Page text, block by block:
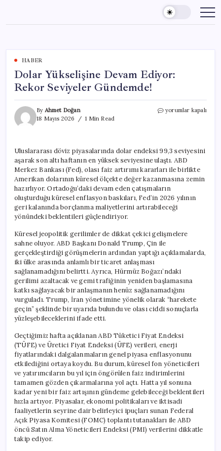
content
HABER
Dolar Yükselişine Devam Ediyor:
Rekor Seviyeler Gündemde!
By Ahmet Doğan
18 Mayıs 2026
1 Min Read
Dolar
Seviyeler
Gündemde!
için
yorumlar kapalı
Uluslararası döviz piyasalarında dolar endeksi 99,3 seviyesini
aşarak son altı haftanın en yüksek seviyesine ulaştı. ABD
Merkez Bankası (Fed), olası faiz artırımı kararları ile birlikte
Amerikan dolarının küresel ölçekte değer kazanmasına zemin
hazırlıyor. Ortadoğu’daki devam eden çatışmaların
oluşturduğu küresel enflasyon baskıları, Fed’in 2026 yılının
geri kalanında borçlanma maliyetlerini artırabileceği
yönündeki beklentileri güçlendiriyor.
Küresel jeopolitik gerilimler de dikkat çekici gelişmelere
sahne oluyor. ABD Başkanı Donald Trump, Çin ile
gerçekleştirdiği görüşmelerin ardından yaptığı açıklamalarda,
iki ülke arasında anlamlı bir ticaret anlaşması
sağlanamadığını belirtti. Ayrıca, Hürmüz Boğazı’ndaki
gerilimi azaltacak ve gemi trafiğinin yeniden başlamasına
katkı sağlayacak bir anlaşmanın henüz sağlanamadığını
vurguladı. Trump, İran yönetimine yönelik olarak “harekete
geçin” şeklinde bir uyarıda bulundu ve olası ciddi sonuçlarla
yüzleşebileceklerini ifade etti.
Geçtiğimiz hafta açıklanan ABD Tüketici Fiyat Endeksi
(TÜFE) ve Üretici Fiyat Endeksi (ÜFE) verileri, enerji
fiyatlarındaki dalgalanmaların genel piyasa enflasyonunu
etkilediğini ortaya koydu. Bu durum, küresel fon yöneticileri
ve yatırımcıların bu yıl için öngörülen faiz indirimlerini
tamamen gözden çıkarmalarına yol açtı. Hatta yıl sonuna
kadar yeni bir faiz artışının gündeme gelebileceği beklentileri
hızla artıyor. Piyasalar, ekonomi politikaları ve iktisadi
faaliyetlerin seyrine dair belirleyici ipuçları sunan Federal
Açık Piyasa Komitesi (FOMC) toplantı tutanakları ile ABD
öncü Satın Alma Yöneticileri Endeksi (PMI) verilerini dikkatle
takip ediyor.